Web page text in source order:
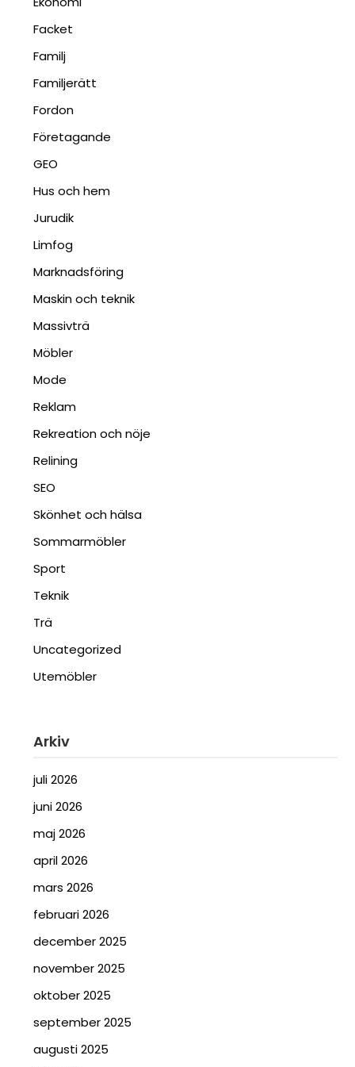
Facket
Familj
Familjerätt
Fordon
Företagande
GEO
Hus och hem
Jurudik
Limfog
Marknadsföring
Maskin och teknik
Massivträ
Möbler
Mode
Reklam
Rekreation och nöje
Relining
SEO
Skönhet och hälsa
Sommarmöbler
Sport
Teknik
Trä
Uncategorized
Utemöbler
Arkiv
juli 2026
juni 2026
maj 2026
april 2026
mars 2026
februari 2026
december 2025
november 2025
oktober 2025
september 2025
augusti 2025